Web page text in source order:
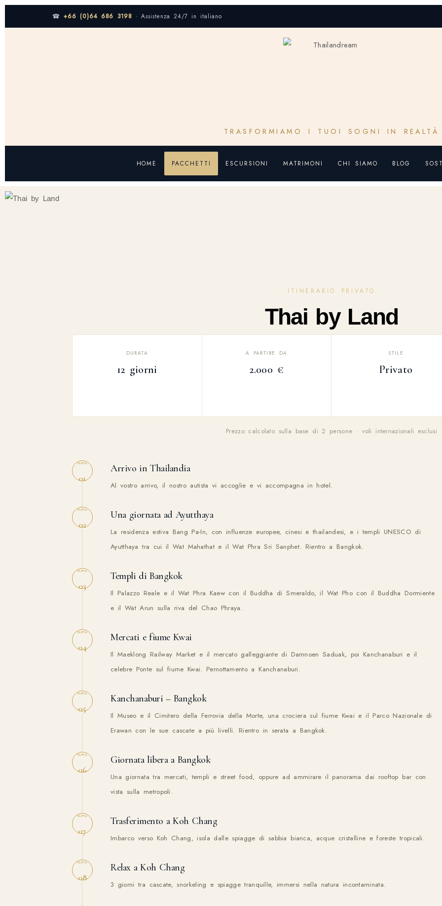
☎+66 (0)64 686 3198 · Assistenza 24/7 in italiano
TRASFORMIAMO I TUOI SOGNI IN REALTÀ
HOME PACCHETTI ESCURSIONI MATRIMONI CHI SIAMO BLOG
ITINERARIO PRIVATO
Thai by Land
DURATA
12 giorni
A PARTIRE DA
2.000 €
STILE
Privato
Prezzo calcolato sulla base di 2 persone · voli internazionali esclusi
TAPPA
01
Arrivo in Thailandia
Al vostro arrivo, il nostro autista vi accoglie e vi accompagna in hotel.
TAPPA
02
Una giornata ad Ayutthaya
La residenza estiva Bang Pa-In, con influenze europee, cinesi e thailandesi, e i templi UNESCO di
Ayutthaya tra cui il Wat Mahathat e il Wat Phra Sri Sanphet. Rientro a Bangkok.
TAPPA
03
Templi di Bangkok
Il Palazzo Reale e il Wat Phra Kaew con il Buddha di Smeraldo, il Wat Pho con il Buddha Dormiente
e il Wat Arun sulla riva del Chao Phraya.
TAPPA
04
Mercati e fiume Kwai
Il Maeklong Railway Market e il mercato galleggiante di Damnoen Saduak, poi Kanchanaburi e il
celebre Ponte sul fiume Kwai. Pernottamento a Kanchanaburi.
TAPPA
05
Kanchanaburi – Bangkok
Il Museo e il Cimitero della Ferrovia della Morte, una crociera sul fiume Kwai e il Parco Nazionale di
Erawan con le sue cascate a più livelli. Rientro in serata a Bangkok.
TAPPA
06
Giornata libera a Bangkok
Una giornata tra mercati, templi e street food, oppure ad ammirare il panorama dai rooftop bar con
vista sulla metropoli.
TAPPA
07
Trasferimento a Koh Chang
Imbarco verso Koh Chang, isola dalle spiagge di sabbia bianca, acque cristalline e foreste tropicali.
TAPPA
08
Relax a Koh Chang
3 giorni tra cascate, snorkeling e spiagge tranquille, immersi nella natura incontaminata.